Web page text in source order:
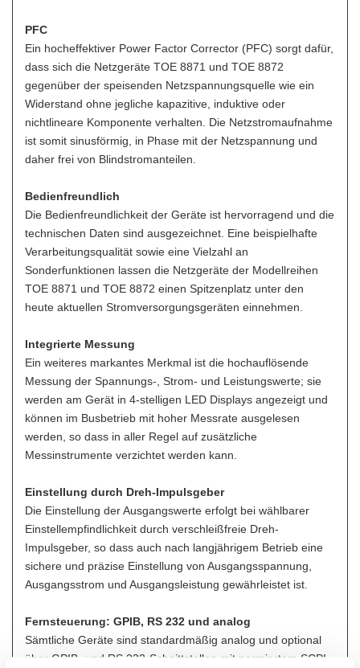
PFC
Ein hocheffektiver Power Factor Corrector (PFC) sorgt dafür,
dass sich die Netzgeräte TOE 8871 und TOE 8872
gegenüber der speisenden Netzspannungsquelle wie ein
Widerstand ohne jegliche kapazitive, induktive oder
nichtlineare Komponente verhalten. Die Netzstromaufnahme
ist somit sinusförmig, in Phase mit der Netzspannung und
daher frei von Blindstromanteilen.
Bedienfreundlich
Die Bedienfreundlichkeit der Geräte ist hervorragend und die
technischen Daten sind ausgezeichnet. Eine beispielhafte
Verarbeitungsqualität sowie eine Vielzahl an
Sonderfunktionen lassen die Netzgeräte der Modellreihen
TOE 8871 und TOE 8872 einen Spitzenplatz unter den
heute aktuellen Stromversorgungsgeräten einnehmen.
Integrierte Messung
Ein weiteres markantes Merkmal ist die hochauflösende
Messung der Spannungs-, Strom- und Leistungswerte; sie
werden am Gerät in 4-stelligen LED Displays angezeigt und
können im Busbetrieb mit hoher Messrate ausgelesen
werden, so dass in aller Regel auf zusätzliche
Messinstrumente verzichtet werden kann.
Einstellung durch Dreh-Impulsgeber
Die Einstellung der Ausgangswerte erfolgt bei wählbarer
Einstellempfindlichkeit durch verschleißfreie Dreh-
Impulsgeber, so dass auch nach langjährigem Betrieb eine
sichere und präzise Einstellung von Ausgangsspannung,
Ausgangsstrom und Ausgangsleistung gewährleistet ist.
Fernsteuerung: GPIB, RS 232 und analog
Sämtliche Geräte sind standardmäßig analog und optional
über GPIB- und RS 232-Schnittstellen mit normiertem SCPI